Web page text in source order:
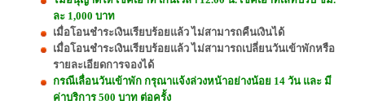
ละ 1,000 บาท
เมื่อโอนชำระเงินเรียบร้อยแล้ว ไม่สามารถคืนเงินได้
เมื่อโอนชำระเงินเรียบร้อยแล้ว ไม่สามารถเปลี่ยนวันเข้าพักหรือ
รายละเอียดการจองได้
กรณีเลื่อนวันเข้าพัก กรุณาแจ้งล่วงหน้าอย่างน้อย 14 วัน และ มี
ค่าบริการ 500 บาท ต่อครั้ง